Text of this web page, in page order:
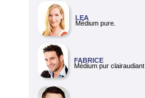
LEA
Médium pure.
FABRICE
Médium pur clairaudiant